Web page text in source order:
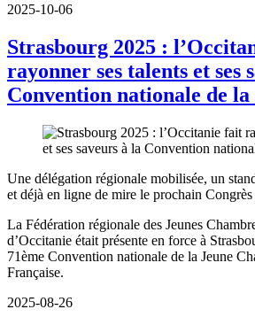
2025-10-06
Strasbourg 2025 :
rayonner ses talents et ses
Convention nationale de
Une délégation régionale mobilisée, un
et déjà en ligne de mire le prochain
La Fédération régionale des Jeunes
d’Occitanie était présente en force à
71ème Convention nationale de la Jeune
Française.
2025-08-26